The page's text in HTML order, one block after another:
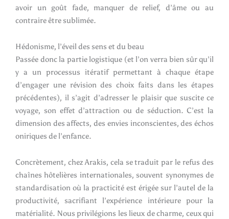
avoir un goût fade, manquer de relief, d’âme ou au
contraire être sublimée.
Hédonisme, l’éveil des sens et du beau
Passée donc la partie logistique (et l’on verra bien sûr qu’il
y a un processus itératif permettant à chaque étape
d’engager une révision des choix faits dans les étapes
précédentes), il s’agit d’adresser le plaisir que suscite ce
voyage, son effet d’attraction ou de séduction. C’est la
dimension des affects, des envies inconscientes, des échos
oniriques de l’enfance.
Concrètement, chez Arakis, cela se traduit par le refus des
chaînes hôtelières internationales, souvent synonymes de
standardisation où la practicité est érigée sur l’autel de la
productivité, sacrifiant l’expérience intérieure pour la
matérialité. Nous privilégions les lieux de charme, ceux qui